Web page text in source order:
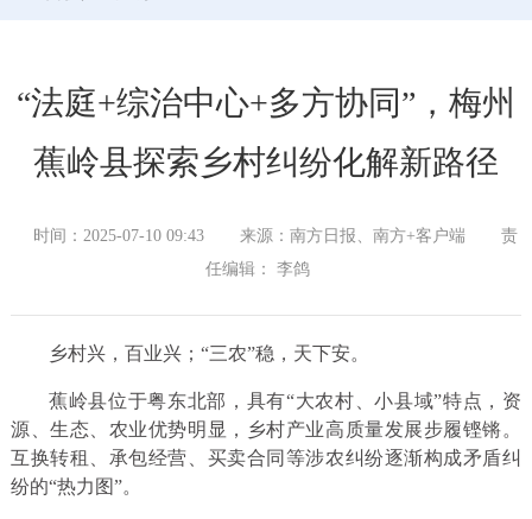
“法庭+综治中心+多方协同”，梅州
蕉岭县探索乡村纠纷化解新路径
时间：2025-07-10 09:43 来源：南方日报、南方+客户端
责
任编辑： 李鸽
乡村兴，百业兴；“三农”稳，天下安。
蕉岭县位于粤东北部，具有“大农村、小县域”特点，资
源、生态、农业优势明显，乡村产业高质量发展步履铿锵。
互换转租、承包经营、买卖合同等涉农纠纷逐渐构成矛盾纠
纷的“热力图”。